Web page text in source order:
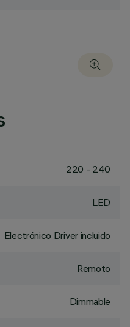
220 - 240
LED
Electrónico Driver incluido
Remoto
Dimmable